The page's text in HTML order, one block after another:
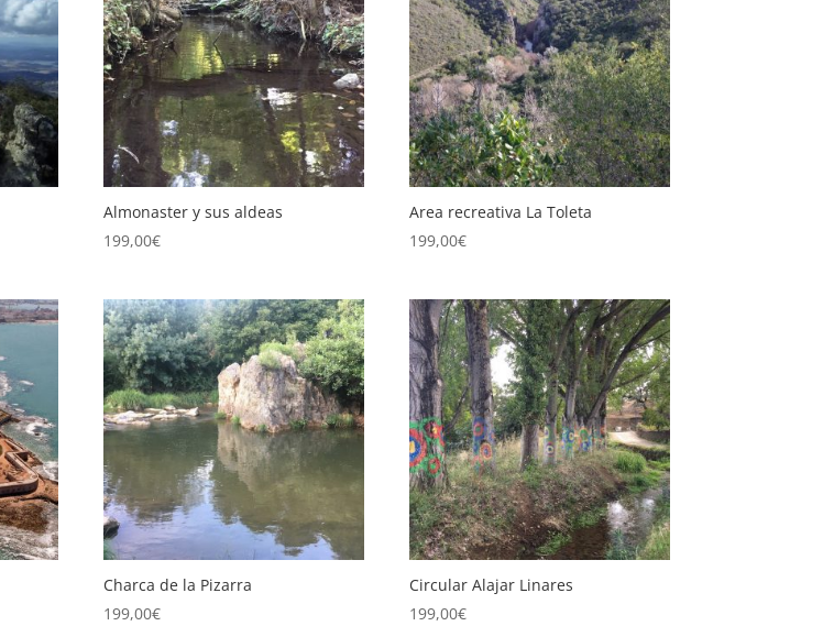
Almonaster y sus aldeas
199,00€
Area recreativa La Toleta
199,00€
Charca de la Pizarra
199,00€
Circular Alajar Linares
199,00€